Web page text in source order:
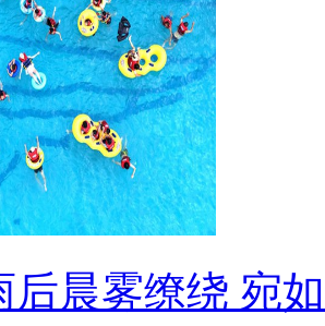
后晨雾缭绕 宛